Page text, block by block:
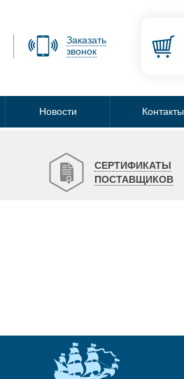
Заказать
звонок
Новости Контакты
СЕРТИФИКАТЫ
ПОСТАВЩИКОВ